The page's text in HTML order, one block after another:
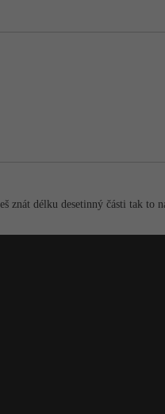
znát délku desetinný části tak to